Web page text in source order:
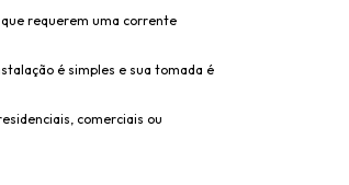
requerem uma corrente
é simples e sua tomada é
comerciais ou